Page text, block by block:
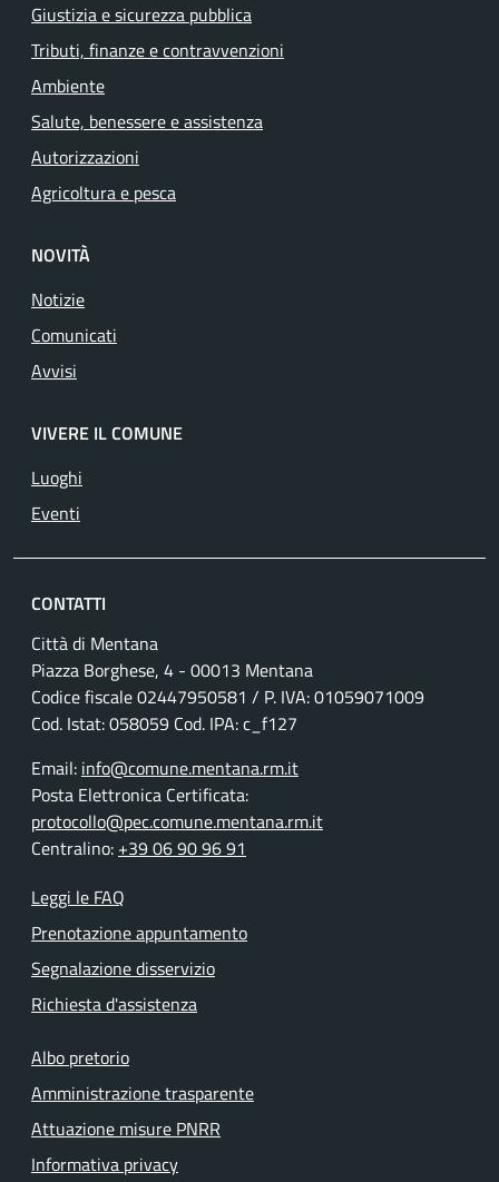
Giustizia e sicurezza pubblica
Tributi, finanze e contravvenzioni
Ambiente
Salute, benessere e assistenza
Autorizzazioni
Agricoltura e pesca
NOVITÀ
Notizie
Comunicati
Avvisi
VIVERE IL COMUNE
Luoghi
Eventi
CONTATTI
Città di Mentana
Piazza Borghese, 4 - 00013 Mentana
Codice fiscale02447950581 / P. IVA:01059071009
Cod. Istat: 058059 Cod. IPA: c_f127
Email: info@comune.mentana.rm.it
Posta Elettronica Certificata:
protocollo@pec.comune.mentana.rm.it
Centralino: +39 06 90 96 91
Leggi le FAQ
Prenotazione appuntamento
Segnalazione disservizio
Richiesta d'assistenza
Albo pretorio
Amministrazione trasparente
Attuazione misure PNRR
Informativa privacy